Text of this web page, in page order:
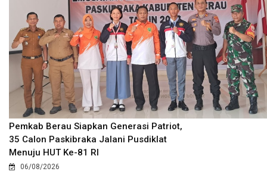
Pemkab Berau Siapkan Generasi Patriot,
35 Calon Paskibraka Jalani Pusdiklat
Menuju HUT Ke-81 RI
06/08/2026